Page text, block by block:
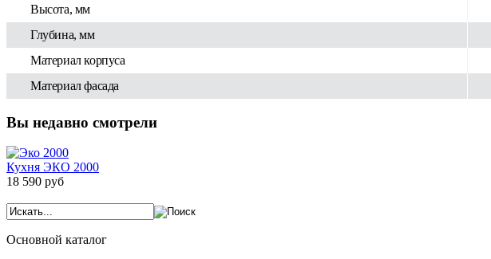
Высота, мм
Глубина, мм
Материал корпуса
Материал фасада
Вы недавно смотрели
Кухня ЭКО 2000
18 590 руб
Основной каталог